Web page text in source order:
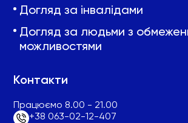
Догляд за інвалідами
Догляд за людьми з
можливостями
Контакти
Працюємо 8.00 - 21.00
+38 063-02-12-407